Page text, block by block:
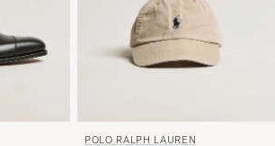
POLO RALPH LAUREN